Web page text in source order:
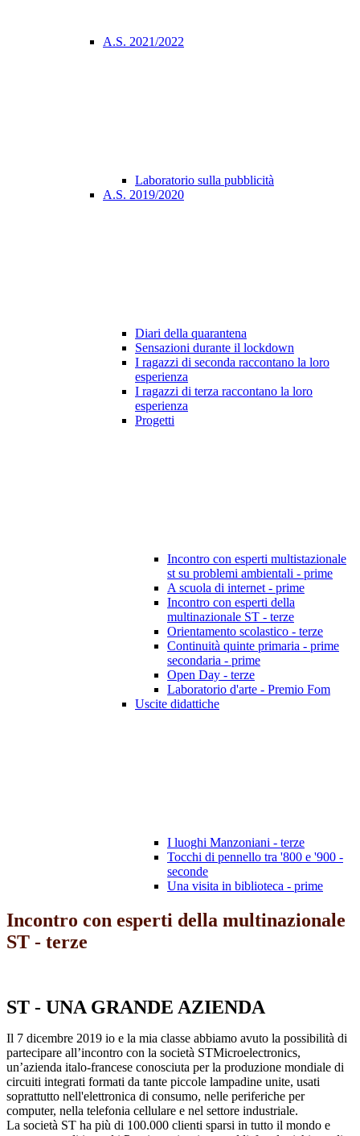
A.S. 2021/2022
Laboratorio sulla pubblicità
A.S. 2019/2020
Diari della quarantena
Sensazioni durante il lockdown
I ragazzi di seconda raccontano la loro
esperienza
I ragazzi di terza raccontano la loro
esperienza
Progetti
Incontro con esperti multistazionale
st su problemi ambientali - prime
A scuola di internet - prime
Incontro con esperti della
multinazionale ST - terze
Orientamento scolastico - terze
Continuità quinte primaria - prime
secondaria - prime
Open Day - terze
Laboratorio d'arte - Premio Fom
Uscite didattiche
I luoghi Manzoniani - terze
Tocchi di pennello tra '800 e '900 -
seconde
Una visita in biblioteca - prime
Incontro con esperti della multinazionale
ST - terze
ST - UNA GRANDE AZIENDA
Il 7 dicembre 2019 io e la mia classe abbiamo avuto la possibilità di
partecipare all’incontro con la società STMicroelectronics,
un’azienda italo-francese conosciuta per la produzione mondiale di
circuiti integrati formati da tante piccole lampadine unite, usati
soprattutto nell'elettronica di consumo, nelle periferiche per
computer, nella telefonia cellulare e nel settore industriale.
La società ST ha più di 100.000 clienti sparsi in tutto il mondo e